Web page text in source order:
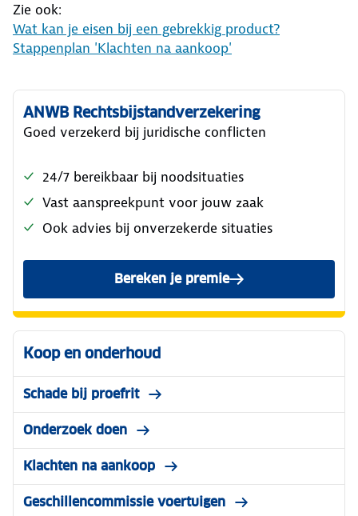
Zie ook:
Wat kan je eisen bij een gebrekkig product?
Stappenplan 'Klachten na aankoop'
ANWB Rechtsbijstandverzekering
Goed verzekerd bij juridische conflicten
24/7 bereikbaar bij noodsituaties
Vast aanspreekpunt voor jouw zaak
Ook advies bij onverzekerde situaties
Bereken je premie
Koop en onderhoud
Schade bij proefrit
Onderzoek doen
Klachten na aankoop
Geschillencommissie voertuigen